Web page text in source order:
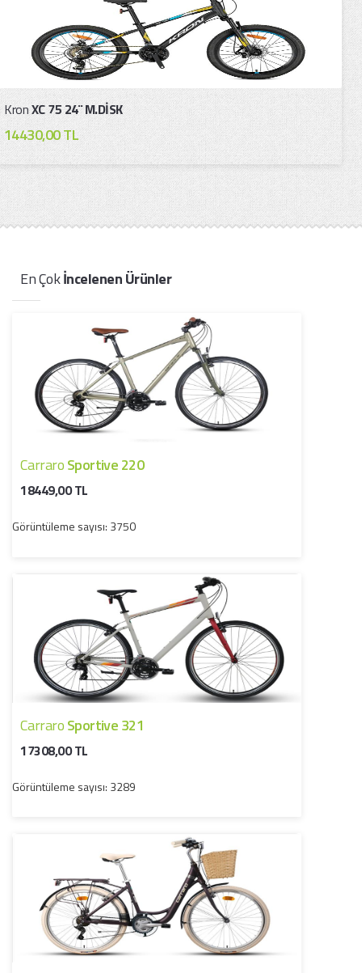
KronXC 75 24¨ M.DİSK
14430,00 TL
En Çokİncelenen Ürünler
CarraroSportive 220
18449,00 TL
Görüntüleme sayısı: 3750
CarraroSportive 321
17308,00 TL
Görüntüleme sayısı: 3289